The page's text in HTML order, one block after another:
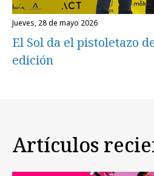
jueves, 28 de mayo 2026
El Sol da el pistoletazo
edición
Artículos